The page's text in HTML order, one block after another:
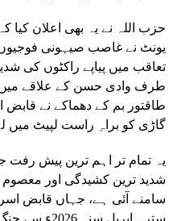
حزب اللہ نے یہ بھی اعلان کیا
یونٹ نے غاصب صیہونی
تعاقب میں پیاپے راکٹوں کی
طرف وادی حسن کے علاقے
طاقتور بم کے دھماکے نے
گاڑی کو براہِ راست لپیٹ میں
یہ تمام تر اہم ترین پیش رفت
شدید ترین کشیدگی اور معصوم
سامنے آئی ہے، جہاں قابض
سترہ اپریل